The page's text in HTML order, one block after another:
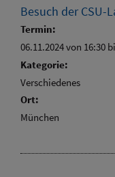
Besuch der CSU-
Termin:
06.11.2024 von 16:30
Kategorie:
Verschiedenes
Ort:
München